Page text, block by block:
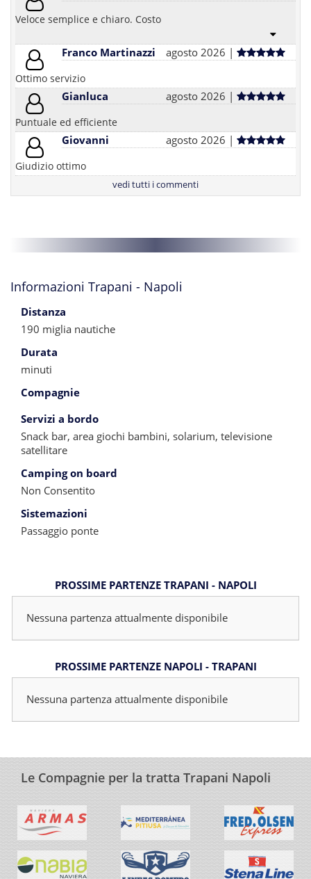
Veloce semplice e chiaro. Costo
Franco Martinazzi agosto 2026 |
Ottimo servizio
Gianluca agosto 2026 |
Puntuale ed efficiente
Giovanni agosto 2026 |
Giudizio ottimo
vedi tutti i commenti
Informazioni Trapani - Napoli
Distanza
190 miglia nautiche
Durata
minuti
Compagnie
Servizi a bordo
Snack bar, area giochi bambini, solarium, televisione
satellitare
Camping on board
Non Consentito
Sistemazioni
Passaggio ponte
PROSSIME PARTENZE TRAPANI - NAPOLI
Nessuna partenza attualmente disponibile
PROSSIME PARTENZE NAPOLI - TRAPANI
Nessuna partenza attualmente disponibile
Le Compagnie per la tratta Trapani Napoli